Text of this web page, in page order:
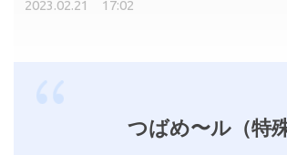
2023.02.21 17:02
つばめ〜ル（特